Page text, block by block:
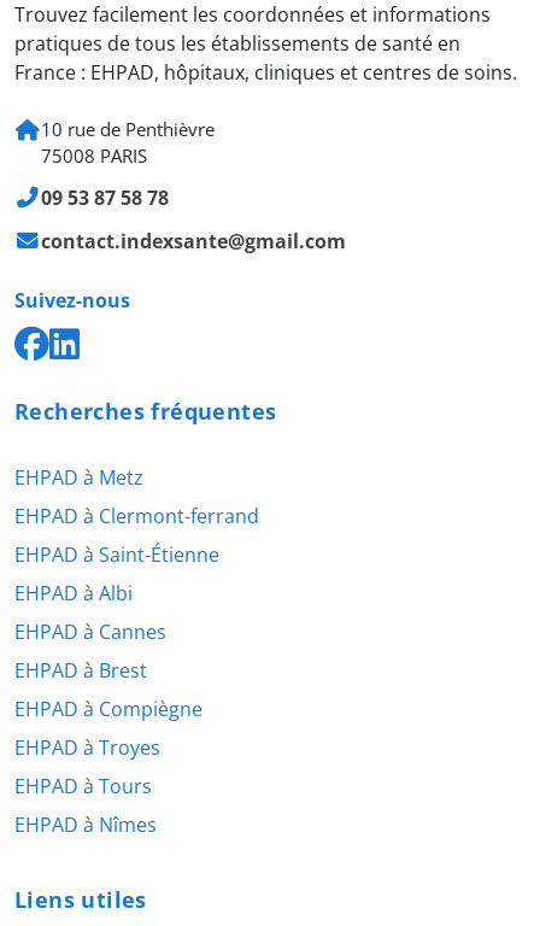
Trouvez facilement les coordonnées et informations
pratiques de tous les établissements de santé en
France : EHPAD, hôpitaux, cliniques et centres de soins.
10 rue de Penthièvre
75008 PARIS
09 53 87 58 78
contact.indexsante@gmail.com
Suivez-nous
Recherches fréquentes
EHPAD à Metz
EHPAD à Clermont-ferrand
EHPAD à Saint-Étienne
EHPAD à Albi
EHPAD à Cannes
EHPAD à Brest
EHPAD à Compiègne
EHPAD à Troyes
EHPAD à Tours
EHPAD à Nîmes
Liens utiles